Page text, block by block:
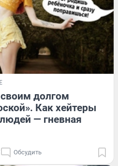
долгом
Как хейтеры
— гневная
Обсудить